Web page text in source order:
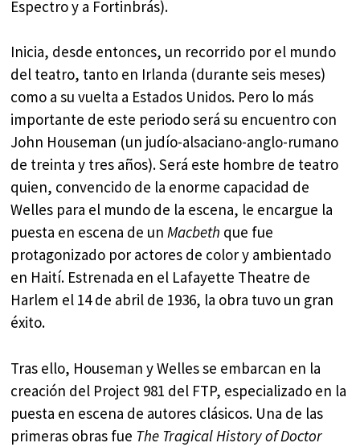
Espectro y a Fortinbrás).
Inicia, desde entonces, un recorrido por el mundo
del teatro, tanto en Irlanda (durante seis meses)
como a su vuelta a Estados Unidos. Pero lo más
importante de este periodo será su encuentro con
John Houseman (un judío-alsaciano-anglo-rumano
de treinta y tres años). Será este hombre de teatro
quien, convencido de la enorme capacidad de
Welles para el mundo de la escena, le encargue la
puesta en escena de unMacbeth que fue
protagonizado por actores de color y ambientado
en Haití. Estrenada en el Lafayette Theatre de
Harlem el 14 de abril de 1936, la obra tuvo un gran
éxito.
Tras ello, Houseman y Welles se embarcan en la
creación del Project 981 del FTP, especializado en la
puesta en escena de autores clásicos. Una de las
primeras obras fue The Tragical History of Doctor